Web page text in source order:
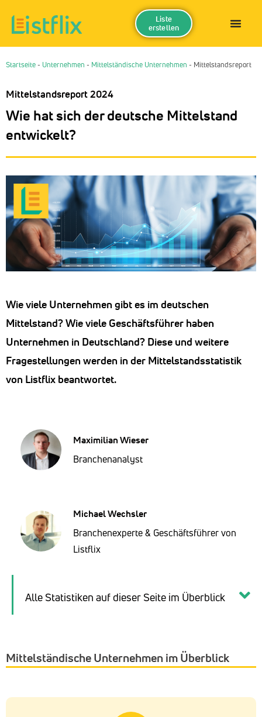
Liste
erstellen
Startseite- Unternehmen - Mittelständische Unternehmen - Mittelstandsreport
Mittelstandsreport 2024
Wie hat sich der deutsche Mittelstand
entwickelt?
Wie viele Unternehmen gibt es im deutschen
Mittelstand? Wie viele Geschäftsführer haben
Unternehmen in Deutschland? Diese und weitere
Fragestellungen werden in der Mittelstandsstatistik
von Listflix beantwortet.
Maximilian Wieser
Branchenanalyst
Michael Wechsler
Branchenexperte & Geschäftsführer von
Listflix
Alle Statistiken auf dieser Seite im Überblick
Mittelständische Unternehmen im Überblick